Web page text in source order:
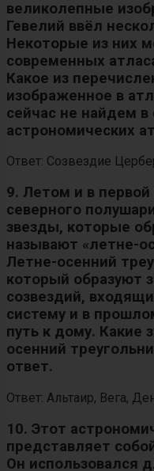
великолепные
Гевелий ввёл
Некоторые из них
современных
Какое из
изображенное в
сейчас не найдем
астрономических
Ответ: Созвездие
9. Летом и в
северного
звезды, которые
называют «летне-
Летне-осенний
который образуют
созвездий,
систему и в
путь к дому. Какие
осенний
ответ.
Ответ: Альтаир, Вега,
10. Этот
представляет
Он использовался